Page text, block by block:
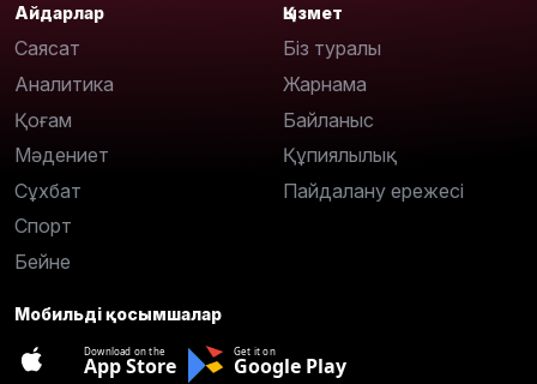
Айдарлар
Саясат
Аналитика
Қоғам
Мәдениет
Сұхбат
Спорт
Бейне
Қызмет
Біз туралы
Жарнама
Байланыс
Құпиялылық
Пайдалану ережесі
Мобильді қосымшалар
Download on the
App Store
Get it on
Google Play